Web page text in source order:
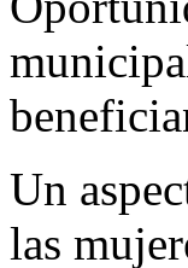
Un
las